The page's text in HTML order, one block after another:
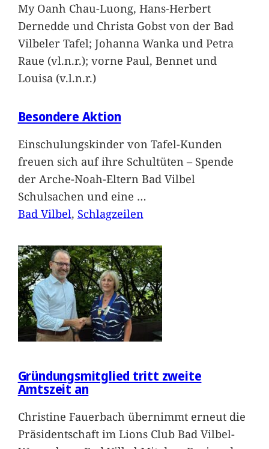
My Oanh Chau-Luong, Hans-Herbert
Dernedde und Christa Gobst von der Bad
Vilbeler Tafel; Johanna Wanka und Petra
Raue (vl.n.r.); vorne Paul, Bennet und
Louisa (v.l.n.r.)
Besondere Aktion
Einschulungskinder von Tafel-Kunden
freuen sich auf ihre Schultüten – Spende
der Arche-Noah-Eltern Bad Vilbel
Schulsachen und eine …
Bad Vilbel, Schlagzeilen
Gründungsmitglied tritt zweite
Amtszeit an
Christine Fauerbach übernimmt erneut die
Präsidentschaft im Lions Club Bad Vilbel-